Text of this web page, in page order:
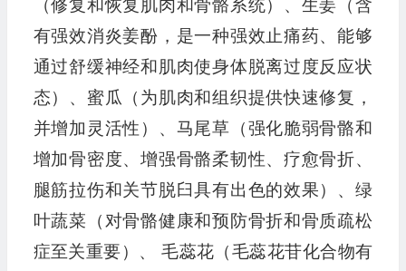
（修复和恢复肌肉和骨骼系统）、生姜（含
有强效消炎姜酚，是一种强效止痛药、能够
通过舒缓神经和肌肉使身体脱离过度反应状
态）、蜜瓜（为肌肉和组织提供快速修复，
并增加灵活性）、马尾草（强化脆弱骨骼和
增加骨密度、增强骨骼柔韧性、疗愈骨折、
腿筋拉伤和关节脱臼具有出色的效果）、绿
叶蔬菜（对骨骼健康和预防骨折和骨质疏松
症至关重要）、 毛蕊花（毛蕊花苷化合物有